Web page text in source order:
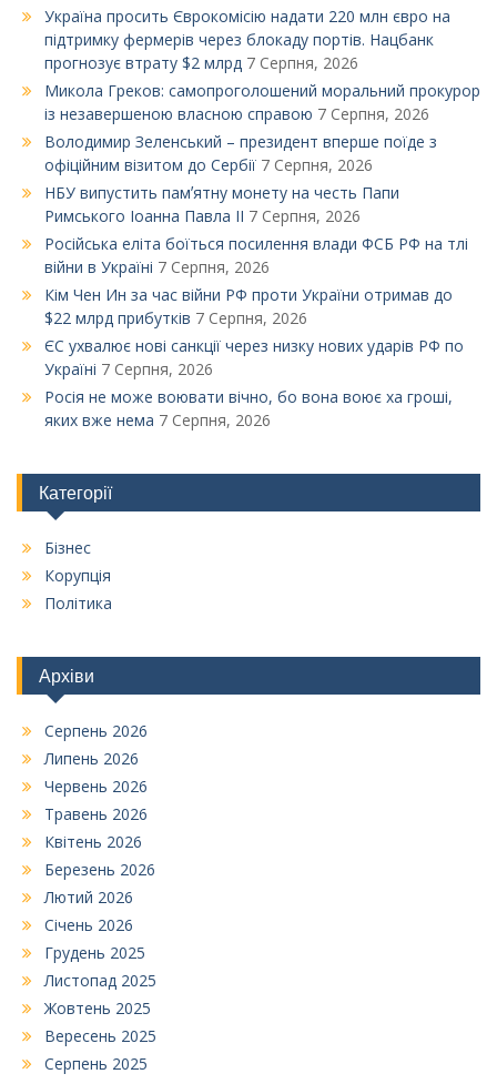
Україна просить Єврокомісію надати 220 млн євро на
підтримку фермерів через блокаду портів. Нацбанк
прогнозує втрату $2 млрд 7 Серпня, 2026
Микола Греков: самопроголошений моральний прокурор
із незавершеною власною справою 7 Серпня, 2026
Володимир Зеленський – президент вперше поїде з
офіційним візитом до Сербії 7 Серпня, 2026
НБУ випустить памʼятну монету на честь Папи
Римського Іоанна Павла ІІ 7 Серпня, 2026
Російська еліта боїться посилення влади ФСБ РФ на тлі
війни в Україні 7 Серпня, 2026
Кім Чен Ин за час війни РФ проти України отримав до
$22 млрд прибутків 7 Серпня, 2026
ЄС ухвалює нові санкції через низку нових ударів РФ по
Україні 7 Серпня, 2026
Росія не може воювати вічно, бо вона воює ха гроші,
яких вже нема 7 Серпня, 2026
Категорії
Бізнес
Корупція
Політика
Архіви
Серпень 2026
Липень 2026
Червень 2026
Травень 2026
Квітень 2026
Березень 2026
Лютий 2026
Січень 2026
Грудень 2025
Листопад 2025
Жовтень 2025
Вересень 2025
Серпень 2025